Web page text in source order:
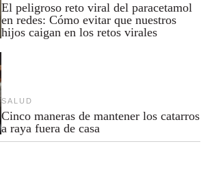
El peligroso reto viral del paracetamol
en redes: Cómo evitar que nuestros
hijos caigan en los retos virales
SALUD
Cinco maneras de mantener los catarros
a raya fuera de casa